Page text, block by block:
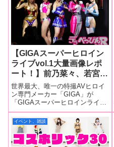
【GIGAスーパーヒロイン
ライブvol.1大量画像レポ
ート！】前乃菜々、若宮穂
乃、宇流木さら、東條な
つ、新村あかりが悪に立ち
向かうヒロインショーで大
奮闘！キックにパンチと体
当たりアクションを披露！
世界最大、唯一の特撮AVヒロイ
ン専門メーカー「GIGA」が
「GIGAスーパーヒロインライブ
vol.1」を3月26日、東京・秋葉原
で開催。チケットは完売し大盛
況だった。「GIGAスーパーヒロ
インライブvol.1」の大量画像は
サイト下の次ページ
イベント、雑談